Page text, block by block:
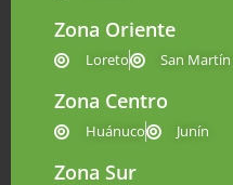
Zona Oriente
Loreto San Martín
Zona Centro
Huánuco Junín
Zona Sur